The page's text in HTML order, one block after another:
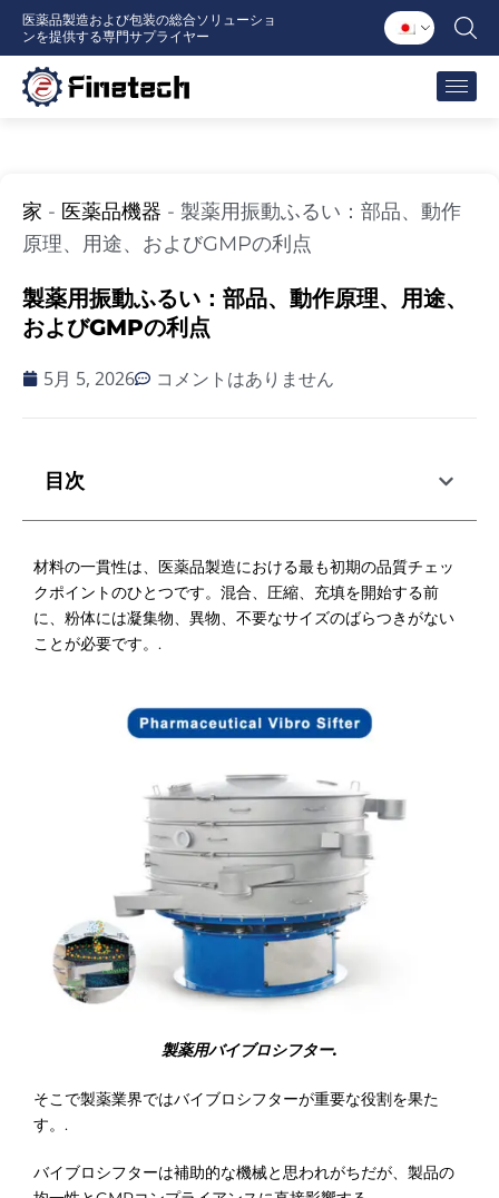
医薬品製造および包装の総合ソリューショ
ンを提供する専門サプライヤー
家 - 医薬品機器 - 製薬用振動ふるい：部品、動作
原理、用途、およびGMPの利点
製薬用振動ふるい：部品、動作原理、用途、
およびGMPの利点
5月 5, 2026 コメントはありません
目次
材料の一貫性は、医薬品製造における最も初期の品質チェッ
クポイントのひとつです。混合、圧縮、充填を開始する前
に、粉体には凝集物、異物、不要なサイズのばらつきがない
ことが必要です。.
製薬用バイブロシフター.
そこで製薬業界ではバイブロシフターが重要な役割を果た
す。.
バイブロシフターは補助的な機械と思われがちだが、製品の